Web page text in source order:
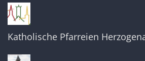
Katholische Pfarreien